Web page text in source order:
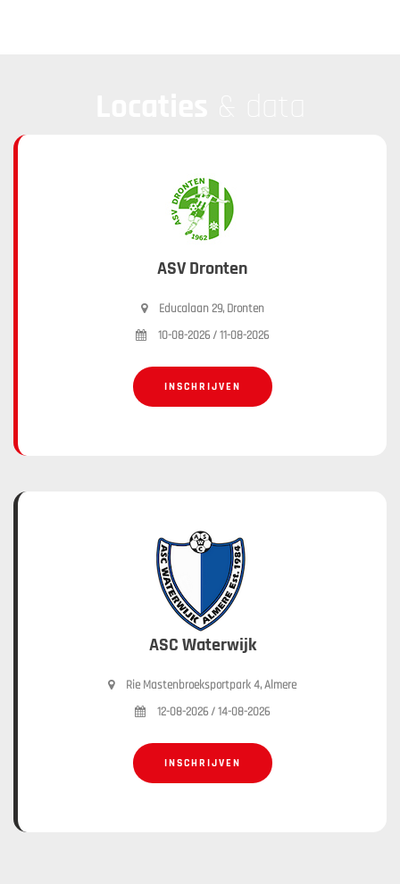
ASV Dronten
Educalaan 29, Dronten
10-08-2026 / 11-08-2026
INSCHRIJVEN
ASC Waterwijk
Rie Mastenbroeksportpark 4, Almere
12-08-2026 / 14-08-2026
INSCHRIJVEN